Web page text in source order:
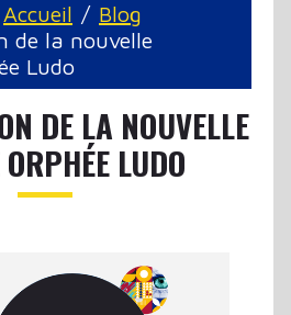
Accueil
Blog
de la nouvelle
Ludo
DE LA NOUVELLE
LUDO